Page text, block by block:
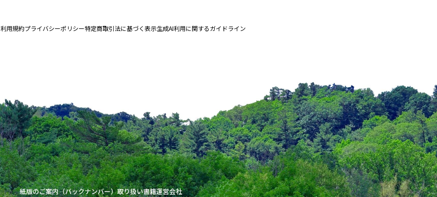
利用規約プライバシーポリシー特定商取引法に基づく表示生成AI利用に関するガイドライン
紙版のご案内（バックナンバー）取り扱い書籍運営会社